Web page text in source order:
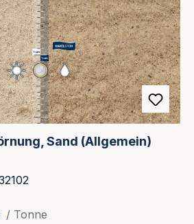
Sand (Allgemein)
/ Tonne